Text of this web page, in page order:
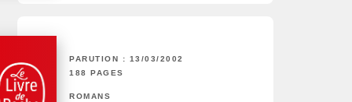
PARUTION : 13/03/2002
188 PAGES
ROMANS